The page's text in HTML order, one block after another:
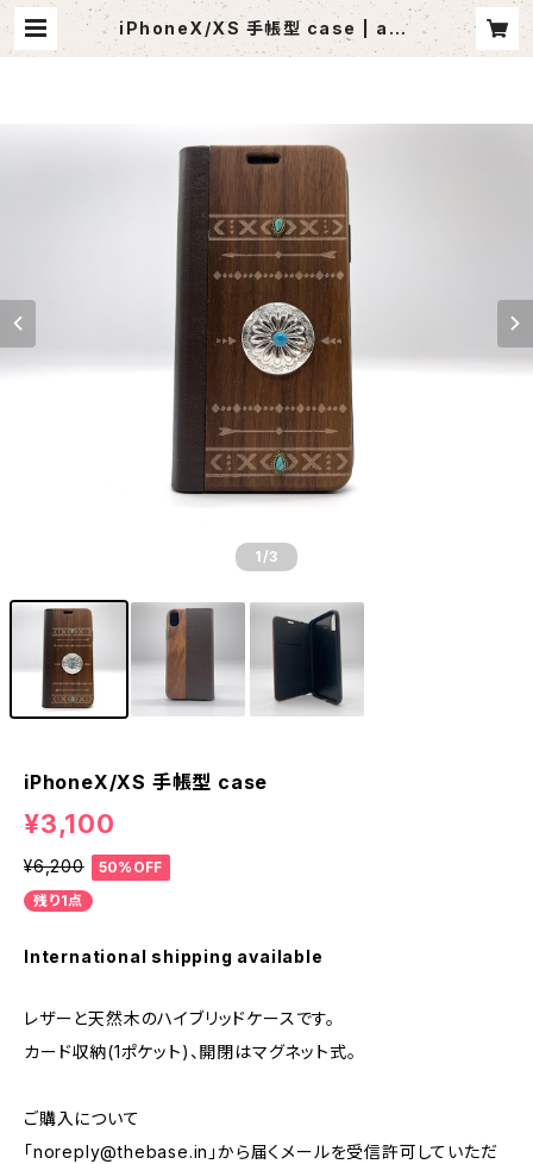
iPhoneX/XS 手帳型 case | ago
utlet
1 /3
iPhoneX/XS 手帳型 case
¥3,100
¥6,200
50%OFF
残り1点
International shipping available
レザーと天然木のハイブリッドケースです。
カード収納(1ポケット)、開閉はマグネット式。
ご購入について
「noreply@thebase.in 」から届くメールを受信許可していただ